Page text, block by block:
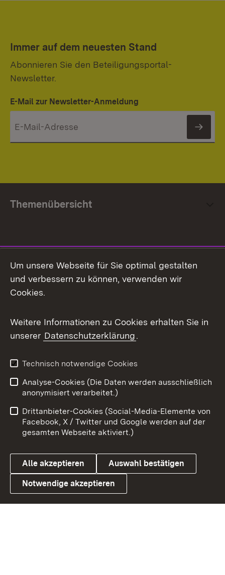
Immer auf dem neuesten Stand
Abonnieren Sie den Beteiligungsportal-
Newsletter.
E-Mail zur Newsletter-Anmeldung
Themenübersicht
Facebook
X / Twitter
Youtube
Link zum Landesportal
Impressum
Kontakt
Barrierefreiheit
Datenschutz
Cookies
Um unsere Webseite für Sie optimal gestalten
und verbessern zu können, verwenden wir
Cookies.
Weitere Informationen zu Cookies erhalten Sie in
unserer Datenschutzerklärung.
Technisch notwendige Cookies
Analyse-Cookies (Die Daten werden ausschließlich
anonymisiert verarbeitet.)
Drittanbieter-Cookies (Social-Media-Elemente von
Facebook, X / Twitter und Google werden auf der
gesamten Webseite aktiviert.)
Alle akzeptieren Auswahl bestätigen
Notwendige akzeptieren